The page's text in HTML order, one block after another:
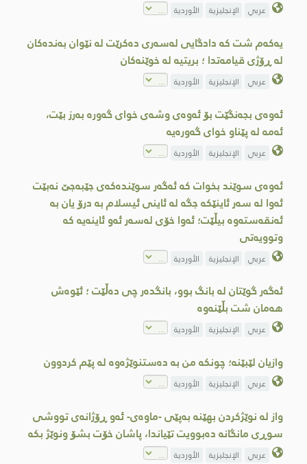
عربي الإنجليزية الأوردية
یەکەم شت کە دادگایی لەسەری دەکرێت لە نێوان بەندەکان
لە ڕۆژی قیامەتدا ؛ بریتیە لە خوێنەکان
عربي الإنجليزية الأوردية
ئەوەی بجەنگێت بۆ ئەوەی وشەی خوای گەورە بەرز بێت،
ئەمە لە پێناو خوای گەورەیە
عربي الإنجليزية الأوردية
ئەوەی سوێند بخوات کە ئەگەر سوێندەکەی جێبەجێ نەبێت
ئەوا لە سەر ئاینێکە جگە لە ئاینی ئیسلام بە درۆ یان بە
ئەنقەستەوە بیڵێت؛ ئەوا خۆی لەسەر ئەو ئاینەیە کە
وتوویەتی
عربي الإنجليزية الأوردية
ئەگەر گوێتان لە بانگ بوو، بانگدەر چی دەڵێت ؛ ئێوەش
ھەمان شت بڵێنەوە
عربي الإنجليزية الأوردية
وازیان لێبێنە؛ چونکە من بە دەستنوێژەوە لە پێم کردوون
عربي الإنجليزية الأوردية
واز لە نوێژكردن بهێنە بەپێی -ماوەی- ئەو ڕۆژانەی تووشی
سوڕی مانگانە دەبوویت تێیاندا، پاشان خۆت بشۆ ونوێژ بکە
عربي الإنجليزية الأوردية